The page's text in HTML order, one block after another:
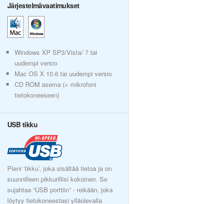
Järjestelmävaatimukset
Windows XP SP3/Vista/ 7 tai
uudempi versio
Mac OS X 10.6 tai uudempi versio
CD ROM asema (+ mikrofoni
tietokoneeseen)
USB tikku
Pieni ‘tikku’, joka sisältää tietoa ja on
suunnilleen pikkurillisi kokoinen. Se
sujahtaa “USB porttiin” - reikään, joka
löytyy tietokoneestasi ylläolevalla